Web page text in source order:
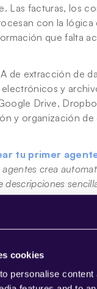
cookies
personalise content
Las facturas, los
con la lógica
que falta
de extracción de
y
Drive,
y organización de
tu primer
crea
descripciones
AI de